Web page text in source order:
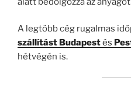
A legtöbb cég rugalmas
szállítást Budapestés
hétvégén is.